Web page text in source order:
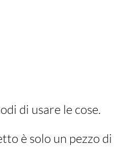
di usare le cose.
è solo un pezzo di